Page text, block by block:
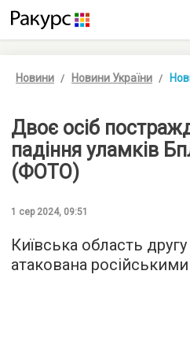
Новини Новини України
Двоє осіб
падіння уламків
(ФОТО)
1 сер 2024, 09:51
Київська область
атакована